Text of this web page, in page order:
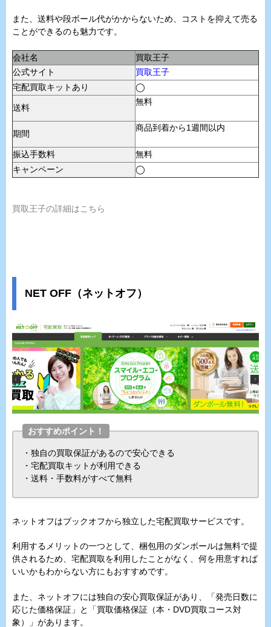
また、送料や段ボール代がかからないため、コストを抑えて売る
ことができるのも魅力です。
会社名
買取王子
公式サイト
買取王子
宅配買取キットあり
◯
送料
無料
期間
商品到着から1週間以内
振込手数料
無料
キャンペーン
◯
買取王子の詳細はこちら
NET OFF（ネットオフ）
おすすめポイント！
・独自の買取保証があるので安心できる
・宅配買取キットが利用できる
・送料・手数料がすべて無料
ネットオフはブックオフから独立した宅配買取サービスです。
利用するメリットの一つとして、梱包用のダンボールは無料で提
供されるため、宅配買取を利用したことがなく、何を用意すれば
いいかもわからない方にもおすすめです。
また、ネットオフには独自の安心買取保証があり、「発売日数に
応じた価格保証」と「買取価格保証（本・DVD買取コース対
象）」があります。